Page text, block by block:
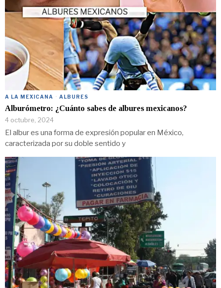
A LA MEXICANA · ALBURES
Alburómetro: ¿Cuánto sabes de albures mexicanos?
4 octubre, 2024
El albur es una forma de expresión popular en México,
caracterizada por su doble sentido y